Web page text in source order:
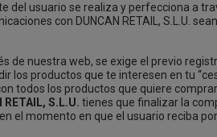
del usuario se realiza y perfecciona a
con DUNCAN RETAIL, S.L.U.
de nuestra web, se exige el previo
los productos que te interesen en tu
todos los productos que quiere
RETAIL, S.L.U. tienes que finalizar la
el momento en que el usuario reciba